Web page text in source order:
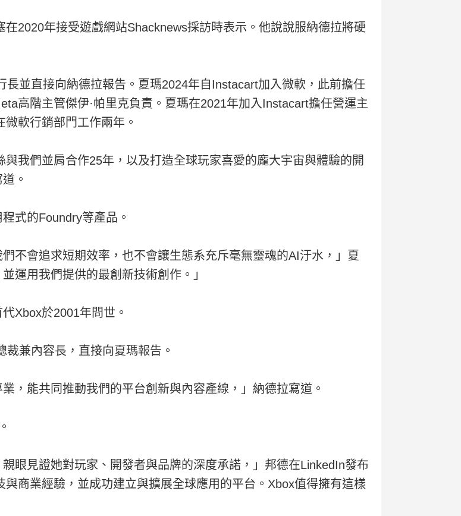
在2020年接受遊戲網站Shacknews採訪時表示。他說說服納德拉將硬
長並直接向納德拉報告。夏瑪2024年自Instacart加入微軟，此前擔任
高階主管傑伊·帕里克負責。夏瑪在2021年加入Instacart擔任營運主
軟行銷部門工作兩年。
與我們並肩合作25年，以及打造全球玩家喜愛的龐大宇宙與體驗的開
。
式的Foundry等產品。
不會追求短期效率，也不會讓生態系充斥毫無靈魂的AI汙水，」夏
運用我們提供的最創新技術創作。」
Xbox於2001年問世。
兼內容長，直接向夏瑪報告。
，能共同推動我們的平台創新與內容產線，」納德拉寫道。
眼見證她對玩家、開發者與品牌的深度承諾，」邦德在LinkedIn發布
商業經驗，並成功建立與擴展全球應用的平台。Xbox值得擁有這樣